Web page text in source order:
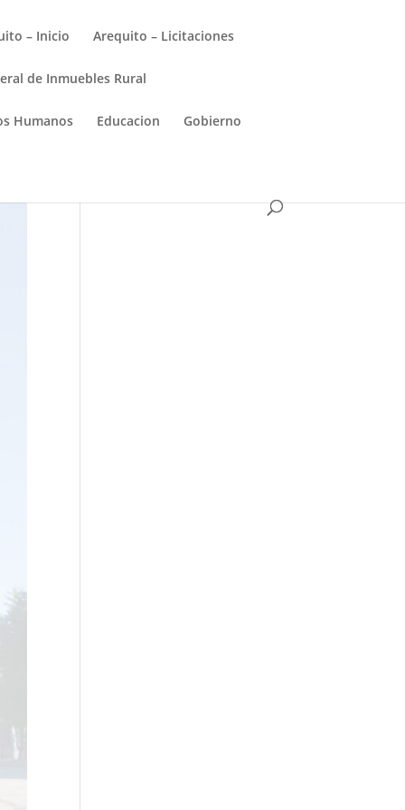
– Inicio Arequito – Licitaciones
de Inmuebles Rural
Humanos Educacion Gobierno